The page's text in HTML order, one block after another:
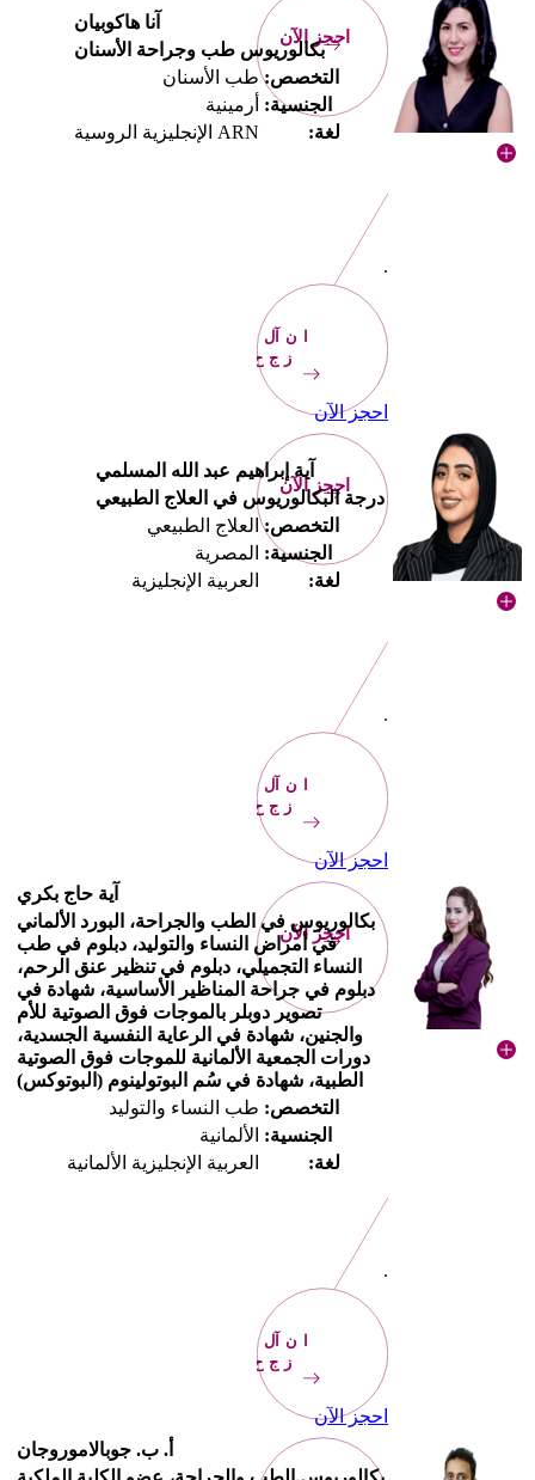
احجز الآن
آنا هاكوبيان
بكالوريوس طب وجراحة الأسنان
التخصص: طب الأسنان
الجنسية: أرمينية
لغة:
ARN الإنجليزية الروسية
.
احجز
الآن
احجز الآن
احجز الآن
آية إبراهيم عبد الله المسلمي
درجة البكالوريوس في العلاج الطبيعي
التخصص: العلاج الطبيعي
الجنسية: المصرية
لغة:
العربية الإنجليزية
.
احجز
الآن
احجز الآن
احجز الآن
آية حاج بكري
بكالوريوس في الطب والجراحة، البورد الألماني
في أمراض النساء والتوليد، دبلوم في طب
النساء التجميلي، دبلوم في تنظير عنق الرحم،
دبلوم في جراحة المناظير الأساسية، شهادة في
تصوير دوبلر بالموجات فوق الصوتية للأم
والجنين، شهادة في الرعاية النفسية الجسدية،
دورات الجمعية الألمانية للموجات فوق الصوتية
الطبية، شهادة في سُم البوتولينوم (البوتوكس)
التخصص: طب النساء والتوليد
الجنسية: الألمانية
لغة:
العربية الإنجليزية الألمانية
.
احجز
الآن
احجز الآن
أ. ب. جوبالاموروجان